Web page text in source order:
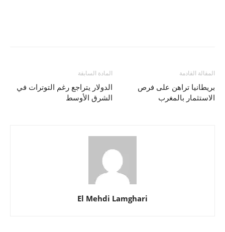
المادة السابقة
الدولار يتراجع رغم التوترات في
الشرق الأوسط
المقالة القادمة
بريطانيا تراهن على فرص
الاستثمار بالمغرب
El Mehdi Lamghari